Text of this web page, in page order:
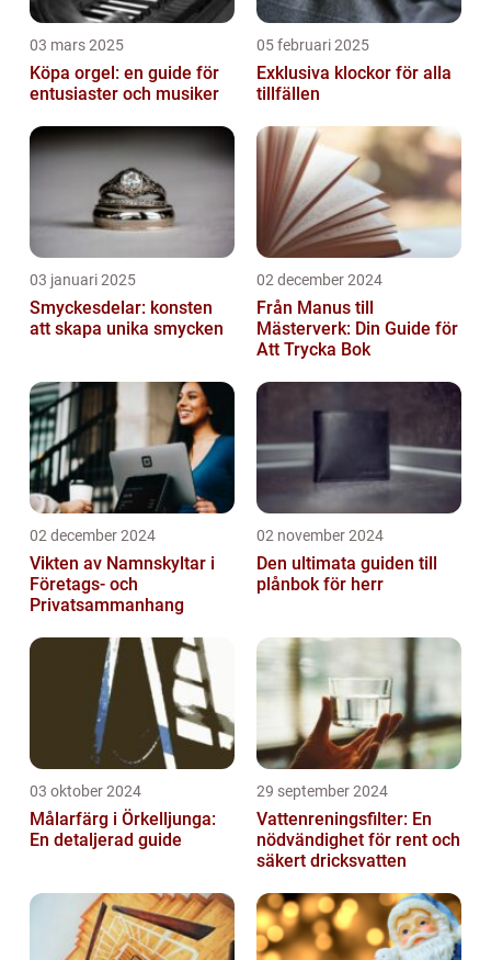
03 mars 2025
Köpa orgel: en guide för
entusiaster och musiker
05 februari 2025
Exklusiva klockor för alla
tillfällen
03 januari 2025
Smyckesdelar: konsten
att skapa unika smycken
02 december 2024
Från Manus till
Mästerverk: Din Guide för
Att Trycka Bok
02 december 2024
Vikten av Namnskyltar i
Företags- och
Privatsammanhang
02 november 2024
Den ultimata guiden till
plånbok för herr
03 oktober 2024
Målarfärg i Örkelljunga:
En detaljerad guide
29 september 2024
Vattenreningsfilter: En
nödvändighet för rent och
säkert dricksvatten